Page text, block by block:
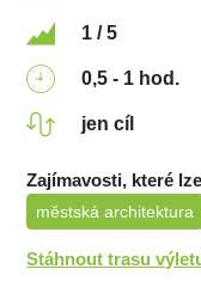
1 / 5
0,5 - 1 hod.
jen cíl
Zajímavosti, které
městská architektura
Stáhnout trasu